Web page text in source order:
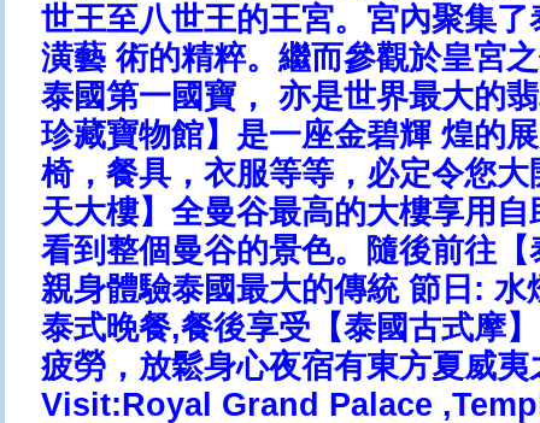
世王至八世王的王宮。宮內聚集
潢藝 術的精粹。繼而參觀於皇宮
泰國第一國寶， 亦是世界最大的
珍藏寶物館】是一座金碧輝 煌的
椅，餐具，衣服等等，必定令您
天大樓】全曼谷最高的大樓享用
看到整個曼谷的景色。隨後前往
親身體驗泰國最大的傳統 節日:
泰式晚餐,餐後享受【泰國古式摩
疲勞，放鬆身心夜宿有東方夏威
Visit:Royal Grand Palace